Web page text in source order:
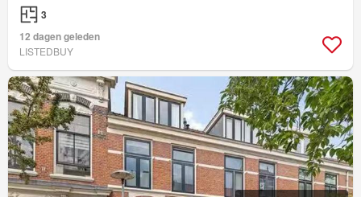
3
12 dagen geleden
LISTEDBUY